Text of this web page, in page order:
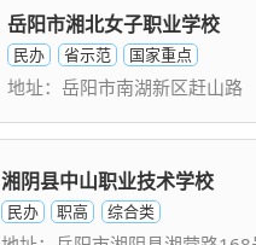
岳阳市湘北女子职业学校
民办 省示范 国家重点
地址：岳阳市南湖新区赶山路
湘阴县中山职业技术学校
民办 职高 综合类